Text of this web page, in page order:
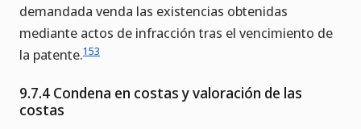
demandada venda las existencias obtenidas
mediante actos de infracción tras el vencimiento de
la patente.153
9.7.4 Condena en costas y valoración de las
costas